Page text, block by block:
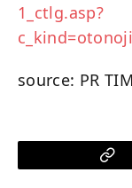
1_ctlg.asp?
source: PR